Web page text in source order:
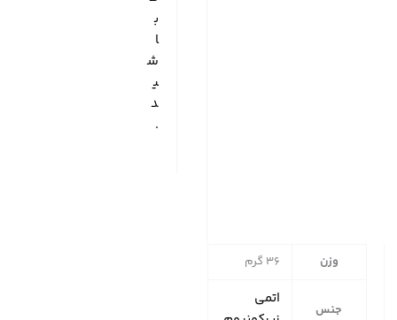
ب
ا
ش
ی
د
.
وزن 36 گرم
جنس
اتمی